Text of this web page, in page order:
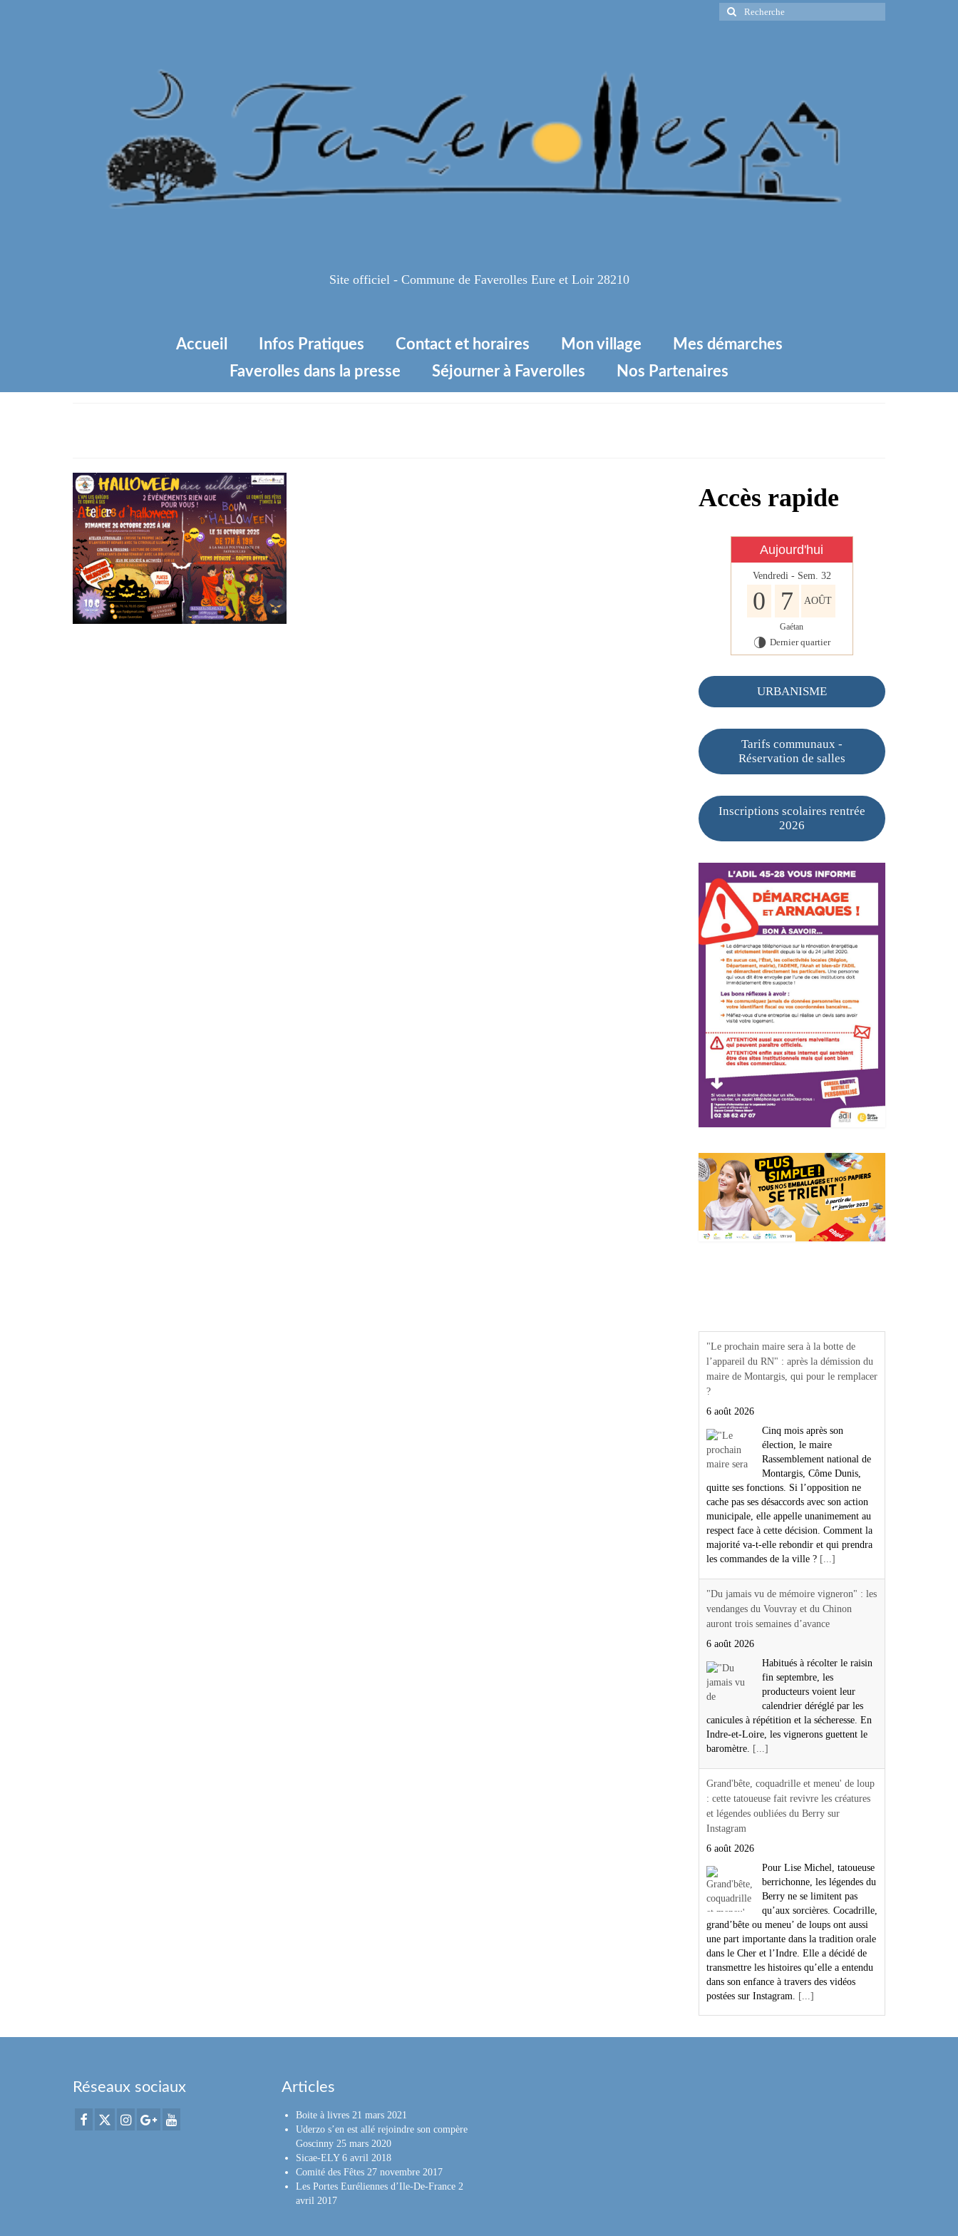
Rechercher
:
Site officiel - Commune de Faverolles Eure et Loir 28210
Accueil Infos Pratiques Contact et horaires Mon village
Mes démarches
Faverolles dans la presse
Séjourner à Faverolles Nos Partenaires
Accès rapide
Aujourd'hui
Vendredi - Sem. 32
0 7 AOÛT
Gaétan
U Dernier quartier
URBANISME
Tarifs communaux -
Réservation de salles
Inscriptions scolaires rentrée
2026
"Le prochain maire sera à la botte de
l’appareil du RN" : après la démission du
maire de Montargis, qui pour le remplacer
?
6 août 2026
Cinq mois après son
élection, le maire
Rassemblement national de
Montargis, Côme Dunis,
quitte ses fonctions. Si l’opposition ne
cache pas ses désaccords avec son action
municipale, elle appelle unanimement au
respect face à cette décision. Comment la
majorité va-t-elle rebondir et qui prendra
les commandes de la ville ? [...]
"Du jamais vu de mémoire vigneron" : les
vendanges du Vouvray et du Chinon
auront trois semaines d’avance
6 août 2026
Habitués à récolter le raisin
fin septembre, les
producteurs voient leur
calendrier déréglé par les
canicules à répétition et la sécheresse. En
Indre-et-Loire, les vignerons guettent le
baromètre.
[...]
Grand'bête, coquadrille et meneu' de loup
: cette tatoueuse fait revivre les créatures
et légendes oubliées du Berry sur
Instagram
6 août 2026
Pour Lise Michel, tatoueuse
berrichonne, les légendes du
Berry ne se limitent pas
qu’aux sorcières. Cocadrille,
grand’bête ou meneu’ de loups ont aussi
une part importante dans la tradition orale
dans le Cher et l’Indre. Elle a décidé de
transmettre les histoires qu’elle a entendu
dans son enfance à travers des vidéos
postées sur Instagram.
[...]
Réseaux sociaux Articles
Boite à livres 21 mars 2021
Uderzo s’en est allé rejoindre son compère
Goscinny 25 mars 2020
Sicae-ELY 6 avril 2018
Comité des Fêtes 27 novembre 2017
Les Portes Euréliennes d’Ile-De-France 2
avril 2017